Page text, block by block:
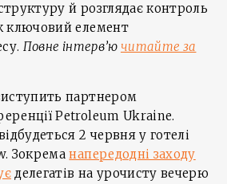
й розглядає контроль
ключовий елемент
Повне інтерв’ю читайте за
партнером
Petroleum Ukraine.
2 червня у готелі
Зокреманапередодні заходу
делегатів на урочисту вечерю